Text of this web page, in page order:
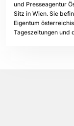
und Presseagentur
Sitz in Wien. Sie
Eigentum
Tageszeitungen und